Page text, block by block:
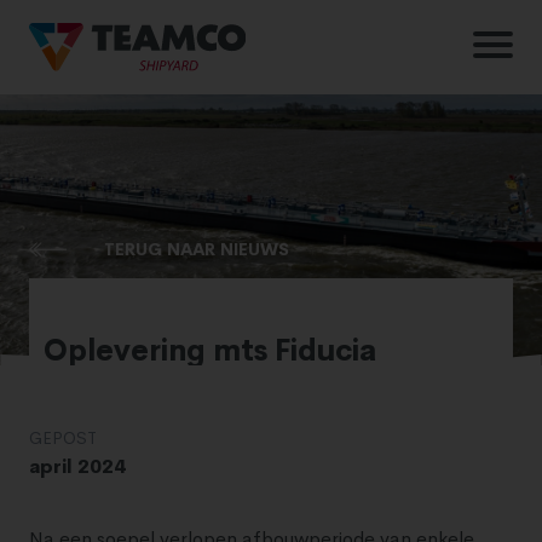
TERUG NAAR NIEUWS
Oplevering mts Fiducia
GEPOST
april 2024